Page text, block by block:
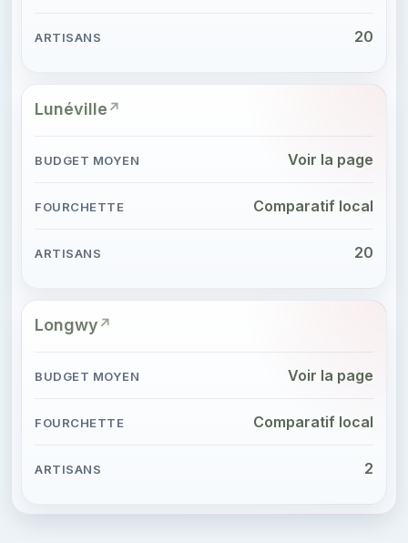
20
Lunéville
Voir la page
Comparatif local
20
Longwy
Voir la page
Comparatif local
2